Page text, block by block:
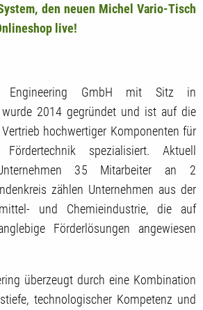
den neuen Michel Vario-Tisch
live!
Engineering GmbH mit Sitz in
wurde 2014 gegründet und ist auf die
hochwertiger Komponenten für
spezialisiert. Aktuell
35 Mitarbeiter an 2
zählen Unternehmen aus der
und Chemieindustrie, die auf
Förderlösungen angewiesen
überzeugt durch eine Kombination
technologischer Kompetenz und